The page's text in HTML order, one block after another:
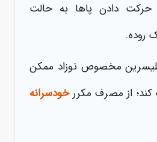
دادن پاها به حالت
روده.
مخصوص نوزاد ممکن
از مصرف مکررخودسرانه